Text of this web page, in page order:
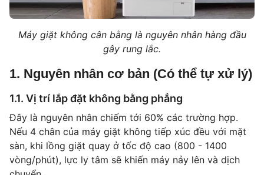
Máy giặt không cân bằng là nguyên nhân hàng đầu
gây rung lắc.
1. Nguyên nhân cơ bản (Có thể tự xử lý)
1.1. Vị trí lắp đặt không bằng phẳng
Đây là nguyên nhân chiếm tới 60% các trường hợp.
Nếu 4 chân của máy giặt không tiếp xúc đều với mặt
sàn, khi lồng giặt quay ở tốc độ cao (800 - 1400
vòng/phút), lực ly tâm sẽ khiến máy nảy lên và dịch